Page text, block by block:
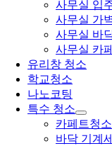
사무실 입
사무실 가
사무실 바
사무실 카
유리창 청소
학교청소
나노코팅
특수 청소
카페트청
바닥 기계